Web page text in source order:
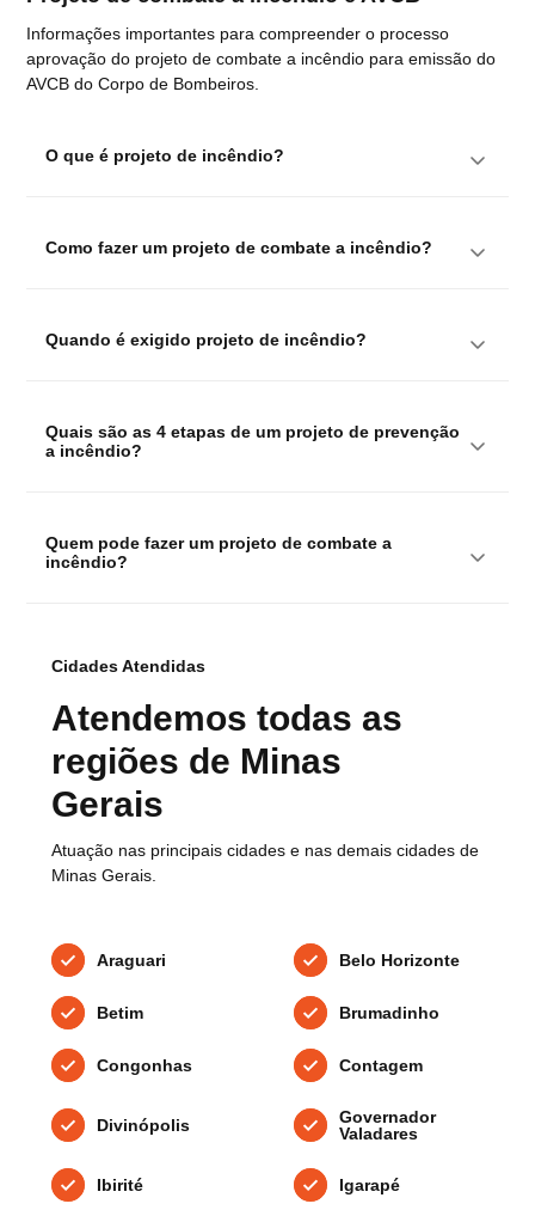
Informações importantes para compreender o processo
aprovação do projeto de combate a incêndio para emissão do
AVCB do Corpo de Bombeiros.
O que é projeto de incêndio?
Como fazer um projeto de combate a incêndio?
Quando é exigido projeto de incêndio?
Quais são as 4 etapas de um projeto de prevenção
a incêndio?
Quem pode fazer um projeto de combate a
incêndio?
Cidades Atendidas
Atendemos todas as
regiões de Minas
Gerais
Atuação nas principais cidades e nas demais cidades de
Minas Gerais.
Araguari Belo Horizonte
Betim Brumadinho
Congonhas Contagem
Divinópolis
Governador
Valadares
Ibirité Igarapé